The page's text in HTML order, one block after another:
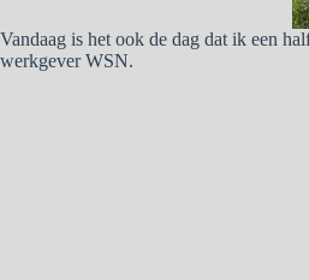
Vandaag is het ook de dag dat ik een
werkgever WSN.